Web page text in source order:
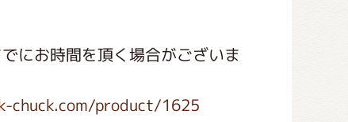
にお時間を頂く場合がございま
chuck.com/product/1625